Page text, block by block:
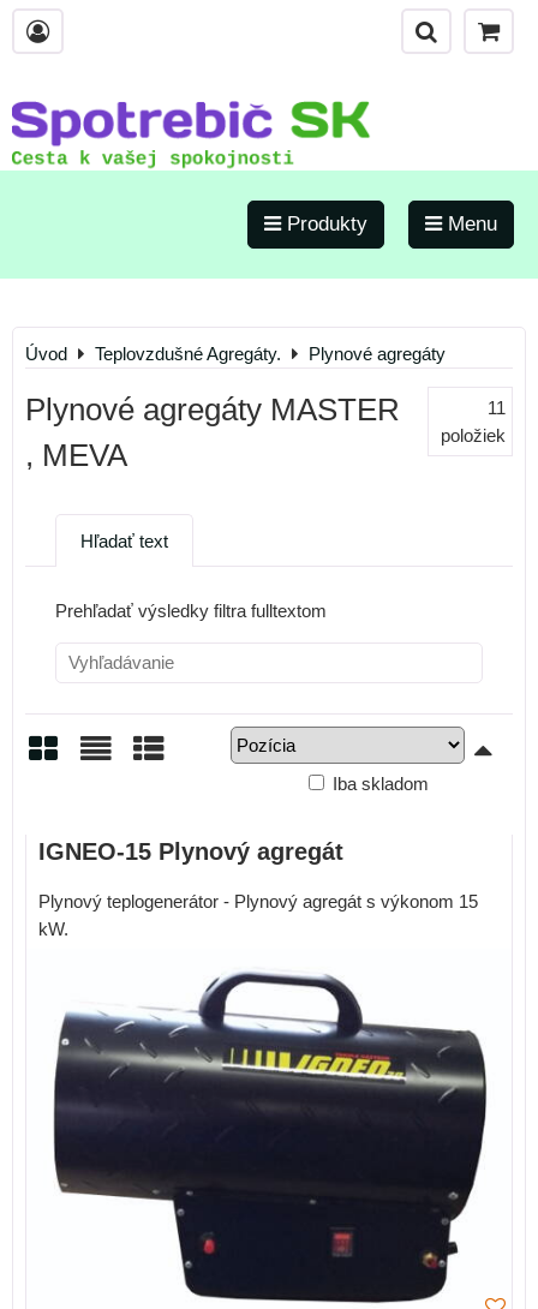
Produkty Menu
Úvod Teplovzdušné Agregáty. Plynové agregáty
Plynové agregáty MASTER
, MEVA
11
položiek
Hľadať text
Prehľadať výsledky filtra fulltextom
Iba skladom
IGNEO-15 Plynový agregát
Plynový teplogenerátor - Plynový agregát s výkonom 15
kW.